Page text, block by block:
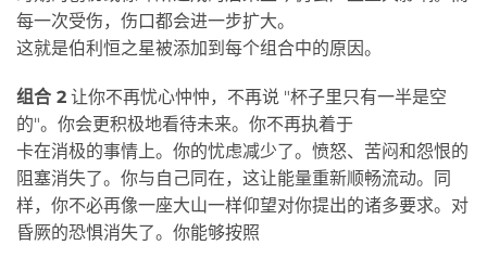
每一次受伤，伤口都会进一步扩大。
这就是伯利恒之星被添加到每个组合中的原因。
组合 2 让你不再忧心忡忡，不再说 "杯子里只有一半是空
的"。你会更积极地看待未来。你不再执着于
卡在消极的事情上。你的忧虑减少了。愤怒、苦闷和怨恨的
阻塞消失了。你与自己同在，这让能量重新顺畅流动。同
样，你不必再像一座大山一样仰望对你提出的诸多要求。对
昏厥的恐惧消失了。你能够按照